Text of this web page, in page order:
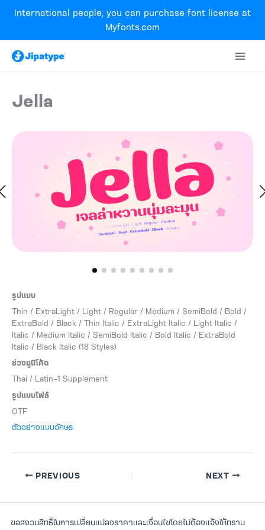
Skip
content
International people, you can purchase font license at
Myfonts.com
Jella
รูปแบบ
Thin / ExtraLight / Light / Regular / Medium / SemiBold / Bold /
ExtraBold / Black / Thin Italic / ExtraLight Italic / Light Italic /
Italic / Medium Italic / SemiBold Italic / Bold Italic / ExtraBold
Italic / Black Italic (18 Styles)
ช่วงยูนิโค้ด
Thai / Latin-1 Supplement
รูปแบบไฟล์
OTF
ตัวอย่างแบบอักษร
PREVIOUS NEXT
ขอสงวนสิทธิ์ในการเปลี่ยนแปลงราคาและเงื่อนไขโดยไม่ต้องแจ้งให้ทราบ